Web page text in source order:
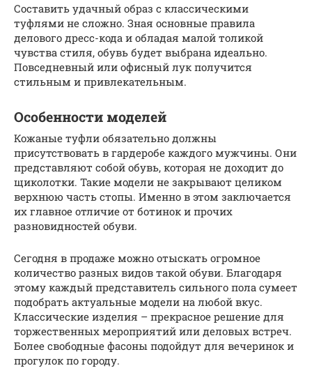
Составить удачный образ с классическими
туфлями не сложно. Зная основные правила
делового дресс-кода и обладая малой толикой
чувства стиля, обувь будет выбрана идеально.
Повседневный или офисный лук получится
стильным и привлекательным.
Особенности моделей
Кожаные туфли обязательно должны
присутствовать в гардеробе каждого мужчины. Они
представляют собой обувь, которая не доходит до
щиколотки. Такие модели не закрывают целиком
верхнюю часть стопы. Именно в этом заключается
их главное отличие от ботинок и прочих
разновидностей обуви.
Сегодня в продаже можно отыскать огромное
количество разных видов такой обуви. Благодаря
этому каждый представитель сильного пола сумеет
подобрать актуальные модели на любой вкус.
Классические изделия – прекрасное решение для
торжественных мероприятий или деловых встреч.
Более свободные фасоны подойдут для вечеринок и
прогулок по городу.